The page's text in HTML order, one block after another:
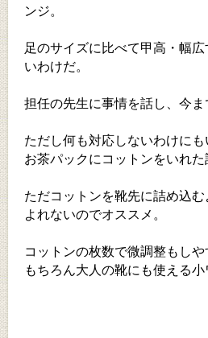
ンジ。
足のサイズに比べて甲高・幅
いわけだ。
担任の先生に事情を話し、今
ただし何も対応しないわけにも
お茶パックにコットンをいれた
ただコットンを靴先に詰め込
よれないのでオススメ。
コットンの枚数で微調整もしや
もちろん大人の靴にも使える小